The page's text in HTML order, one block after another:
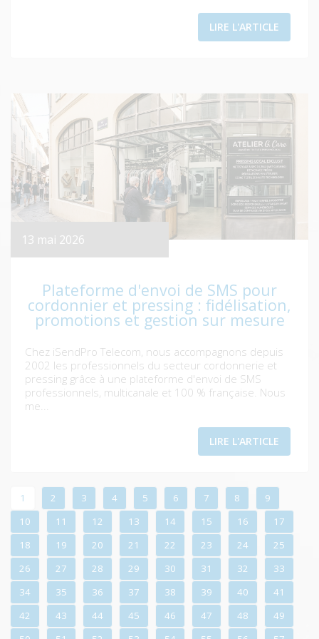
LIRE L'ARTICLE
13 mai 2026
Plateforme d'envoi de SMS pour
cordonnier et pressing : fidélisation,
promotions et gestion sur mesure
Chez iSendPro Telecom, nous accompagnons depuis
2002 les professionnels du secteur cordonnerie et
pressing grâce à une plateforme d'envoi de SMS
professionnels, multicanale et 100 % française. Nous
me...
LIRE L'ARTICLE
1 2 3 4 5 6 7 8
9
10
11 12 13 14 15 16
17
18
19 20 21 22 23 24
25
26
27 28 29 30 31 32
33
34
35 36 37 38 39 40
41
42
43 44 45 46 47 48
49